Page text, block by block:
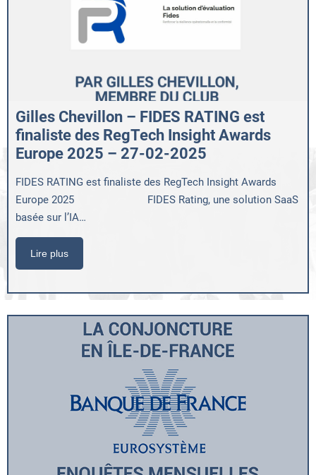
Gilles Chevillon – FIDES RATING est
finaliste des RegTech Insight Awards
Europe 2025 – 27-02-2025
FIDES RATING est finaliste des RegTech Insight Awards
Europe 2025 FIDES Rating, une solution SaaS
basée sur l’IA…
Lire plus